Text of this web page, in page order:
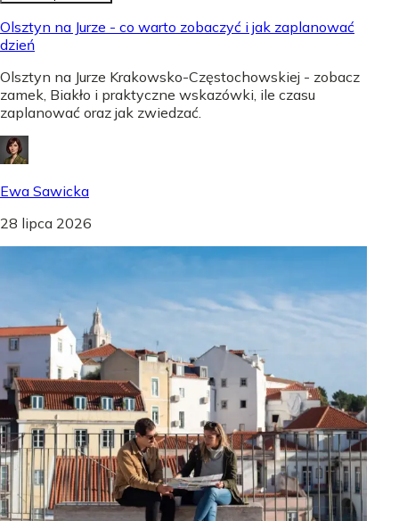
Olsztyn na Jurze - co warto zobaczyć i jak zaplanować
dzień
Olsztyn na Jurze Krakowsko-Częstochowskiej - zobacz
zamek, Biakło i praktyczne wskazówki, ile czasu
zaplanować oraz jak zwiedzać.
Ewa Sawicka
28 lipca 2026